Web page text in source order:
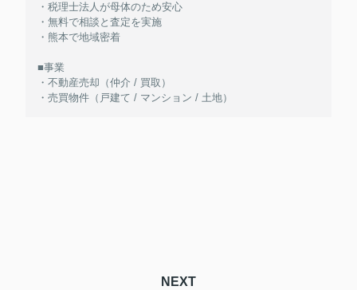
・税理士法人が母体のため安心
・無料で相談と査定を実施
・熊本で地域密着
■事業
・不動産売却（仲介 / 買取）
・売買物件（戸建て / マンション / 土地）
NEXT